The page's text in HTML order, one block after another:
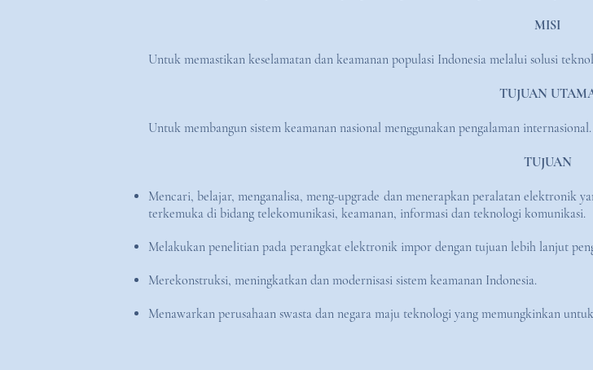
MISI
Untuk memastikan keselamatan dan keamanan populasi Indonesia melalui solusi
TUJUAN
Untuk membangun sistem keamanan nasional menggunakan pengalaman internasional.
TUJUAN
Mencari, belajar, menganalisa, meng-upgrade dan menerapkan peralatan elektronik
terkemuka di bidang telekomunikasi, keamanan, informasi dan teknologi komunikasi.
Melakukan penelitian pada perangkat elektronik impor dengan tujuan lebih lanjut
Merekonstruksi, meningkatkan dan modernisasi sistem keamanan Indonesia.
Menawarkan perusahaan swasta dan negara maju teknologi yang memungkinkan